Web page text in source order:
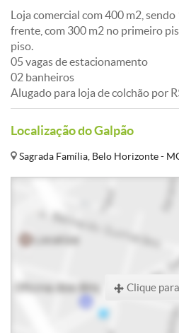
Loja comercial com 400 m2,
frente, com 300 m2 no primeiro
piso.
05 vagas de estacionamento
02 banheiros
Alugado para loja de colchão por
Localização do Galpão
Sagrada Família, Belo Horizonte -
Clique